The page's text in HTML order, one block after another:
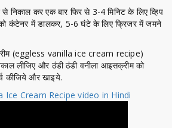
निकाल कर एक बार फिर से 3-4 मिनिट के लिए व्हिप
कंटेनर में डालकर, 5-6 घंटे के लिए फ्रिजर में जमने
(eggless vanilla ice cream recipe)
लीजिए और ठंडी ठंडी वनीला आइसक्रीम को
कीजिये और खाइये.
Ice Cream Recipe video in Hindi